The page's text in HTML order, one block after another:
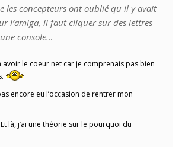
les concepteurs ont oublié qu il y avait
l’amiga, il faut cliquer sur des lettres
console…
avoir le coeur net car je comprenais pas bien
encore eu l’occasion de rentrer mon
Et là, j’ai une théorie sur le pourquoi du